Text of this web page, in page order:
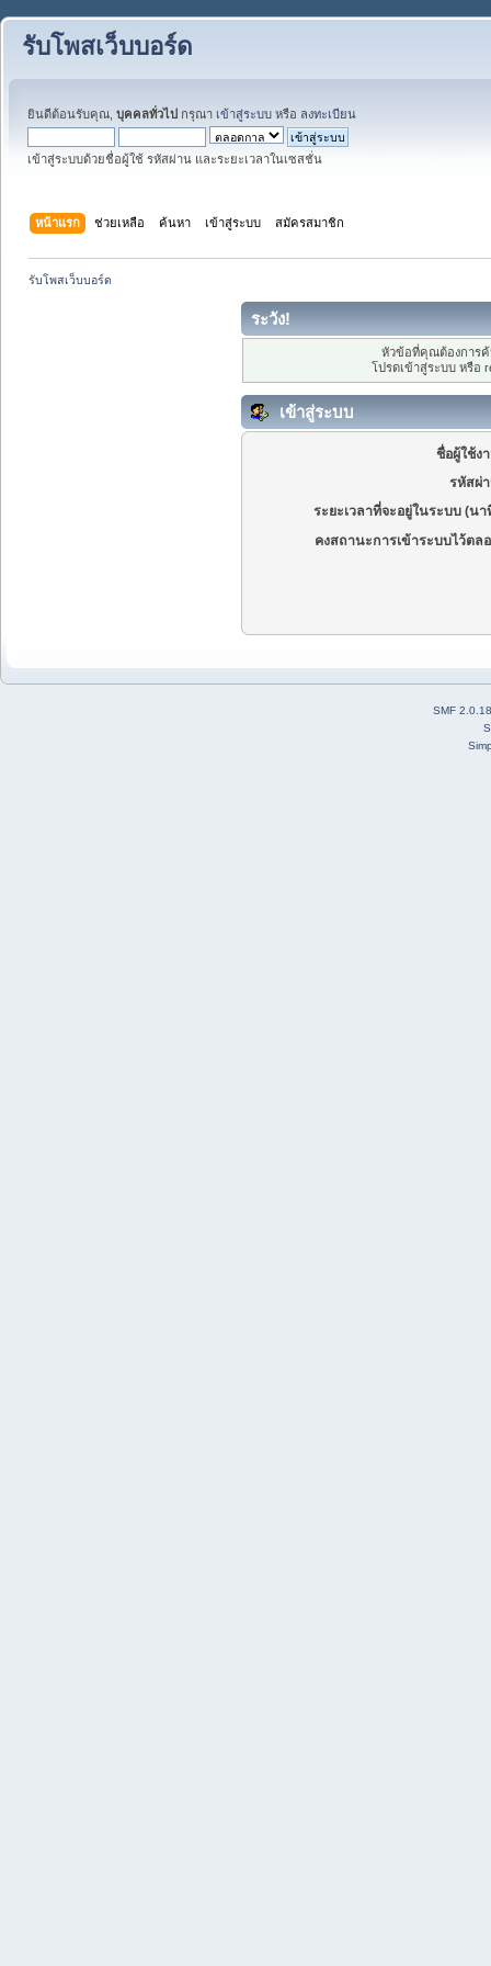
รับโพสเว็บบอร์ด
ยินดีต้อนรับคุณ, บุคคลทั่วไป กรุณา เข้าสู่ระบบ หรือ ลงทะเบียน
เข้าสู่ระบบด้วยชื่อผู้ใช้ รหัสผ่าน และระยะเวลาในเซสชั่น
หน้าแรก ช่วยเหลือ ค้นหา เข้าสู่ระบบ สมัครสมาชิก
รับโพสเว็บบอร์ด
ระวัง!
หัวข้อที่คุณต้องการ
โปรดเข้าสู่ระบบ หรือ
เข้าสู่ระบบ
ชื่อผู้ใช้ง
รหัสผ่
ระยะเวลาที่จะอยู่ในระบบ (นา
คงสถานะการเข้าระบบไว้ตล
SMF 2.0.18